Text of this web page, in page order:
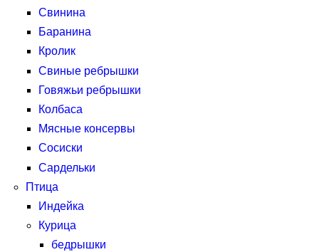
Свинина
Баранина
Кролик
Свиные ребрышки
Говяжьи ребрышки
Колбаса
Мясные консервы
Сосиски
Сардельки
Птица
Индейка
Курица
бедрышки